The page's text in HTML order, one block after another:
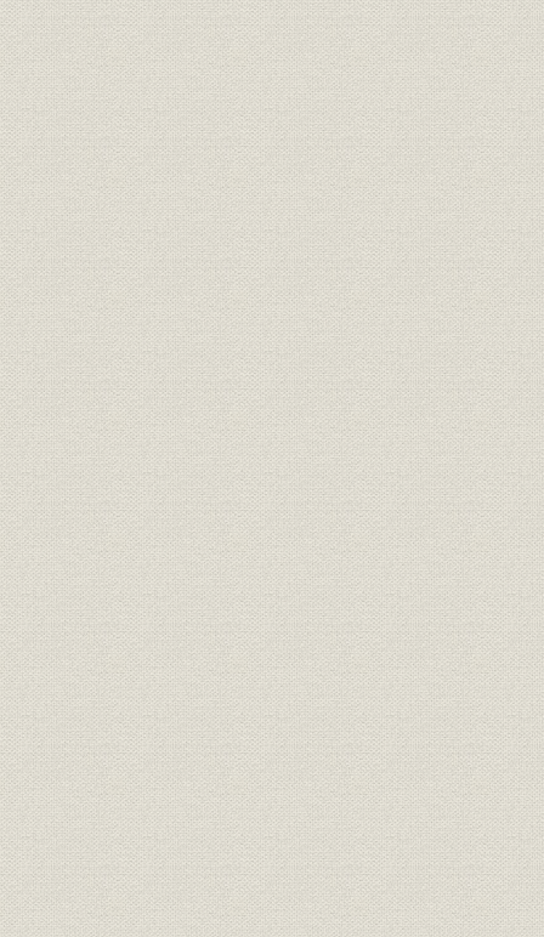
組織
新会社発足当時の会社寄稿組織
図
昭和30年
財務・業績
昭和30年(1955年)9月末の貸借
対照表(抜粋)
昭和30年
役員 稲村實社長 昭和30年
価格 当時の木材価格の推移(m3単価)
昭和35年
年(1963年
技術;事業所 近江研究所 昭和45年
貿易
貿易再開から10年間の外材輸入
量
昭和25年
(1959年)
生産
昭和30~40年代に当社社員が足
跡を残した南洋材産地図
昭和30年
~1970年代
生産;物流 米・加材主要積出港地図 [昭和30年
物流 当社のワンワンベース配船表 昭和43年
物流;貿易 当社の外材荷揚港 昭和42年
製品
木材と組み合わせて梁の部分に
使用された「スミビーム」
[昭和39年
教育・研修 新入社員、山越研修コース 昭和38年
関係会社;事業所 スミリン合板の工場全景 昭和41年
関係会社;生産 普通合板生産年表
昭和40年
(1975年)